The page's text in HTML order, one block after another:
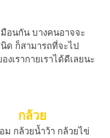
อนกัน บางคนอาจจะ
ด ก็สามารถที่จะไป
เรากายเราได้ดีเลยนะ
กล้วย
ม กล้วยน้ำว้า กล้วยไข่